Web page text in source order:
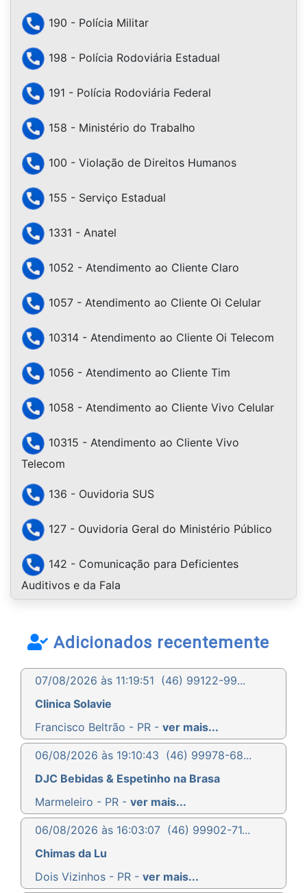
190 - Polícia Militar
198 - Polícia Rodoviária Estadual
191 - Polícia Rodoviária Federal
158 - Ministério do Trabalho
100 - Violação de Direitos Humanos
155 - Serviço Estadual
1331 - Anatel
1052 - Atendimento ao Cliente Claro
1057 - Atendimento ao Cliente Oi Celular
10314 - Atendimento ao Cliente Oi Telecom
1056 - Atendimento ao Cliente Tim
1058 - Atendimento ao Cliente Vivo Celular
10315 - Atendimento ao Cliente Vivo
Telecom
136 - Ouvidoria SUS
127 - Ouvidoria Geral do Ministério Público
142 - Comunicação para Deficientes
Auditivos e da Fala
Adicionados recentemente
07/08/2026 às 11:19:51 (46) 99122-99...
Clinica Solavie
Francisco Beltrão - PR - ver mais...
06/08/2026 às 19:10:43 (46) 99978-68...
DJC Bebidas & Espetinho na Brasa
Marmeleiro - PR - ver mais...
06/08/2026 às 16:03:07 (46) 99902-71...
Chimas da Lu
Dois Vizinhos - PR - ver mais...